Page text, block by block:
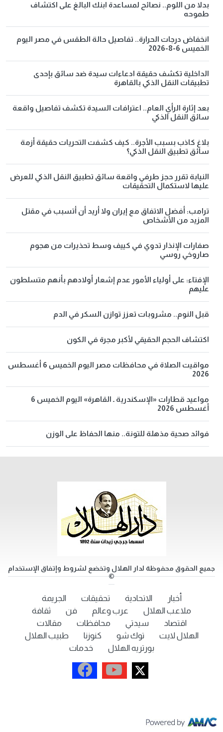
بدلا من اللوم.. نصائح لمساعدة ابنك البالغ على اكتشاف
طموحه
انخفاض درجات الحرارة.. تفاصيل حالة الطقس في مصر اليوم
الخميس 6-8-2026
الداخلية تكشف حقيقة ادعاءات سيدة ضد سائق بإحدى
تطبيقات النقل الذكي بالقاهرة
بعد إثارة الرأي العام.. اعترافات السيدة تكشف تفاصيل واقعة
سائق النقل الذكي
بلاغ كاذب بسبب الأجرة.. كيف كشفت التحريات حقيقة أزمة
سائق تطبيق النقل الذكي؟
النيابة تقرر حجز طرفي واقعة سائق تطبيق النقل الذكي للعرض
عليها لاستكمال التحقيقات
ترامب: أفضل الاتفاق مع إيران ولا أريد أن أتسبب في مقتل
المزيد من الأشخاص
صفارات الإنذار تدوي في كييف وسط تحذيرات من هجوم
صاروخي روسي
الإفتاء: على أولياء الأمور عدم إشعار أولادهم بأنهم متسلطون
عليهم
قبل النوم.. مشروبات تعزز توازن السكر في الدم
اكتشاف الحجم الحقيقي لأكبر مجرة في الكون
مواقيت الصلاة في محافظات مصر اليوم الخميس 6 أغسطس
2026
مواعيد قطارات «الإسكندرية ـ القاهرة» اليوم الخميس 6
أغسطس 2026
فوائد صحية مذهلة للتونة.. منها الحفاظ على الوزن
جميع الحقوق محفوظة لدار الهلال وتخضع لشروط وإتفاق الإستخدام
©
أخبار الاتحادية تحقيقات
الجريمة
ملاعب الهلال
عرب وعالم فن
ثقافة
اقتصاد
سيدتي محافظات
مقالات
الهلال لايت
توك شو كنوزنا
طبيب الهلال
بورتريه الهلال
خدمات